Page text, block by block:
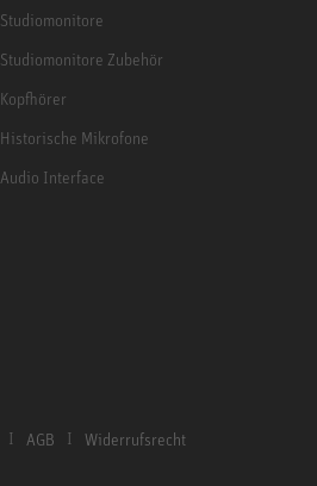
Studiomonitore
Studiomonitore Zubehör
Kopfhörer
Historische Mikrofone
Audio Interface
AGB Widerrufsrecht